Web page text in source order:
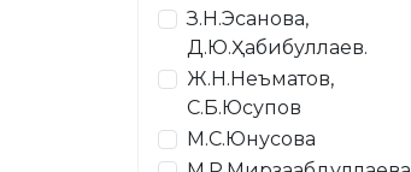
З.Н.Эсанова,
Д.Ю.Ҳабибуллаев.
Ж.Н.Неъматов,
С.Б.Юсупов
М.С.Юнусова